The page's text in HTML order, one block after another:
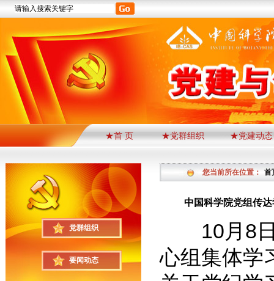
★首 页 ★党群组织 ★党建动态
党群组织
要闻动态
您当前所在位置： 首
中国科学院党组传
10月8日
心组集体学